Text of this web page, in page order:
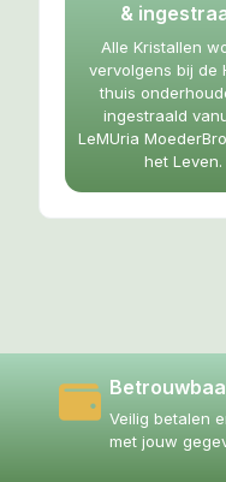
&
Alle Kristallen
vervolgens bij de
thuis
ingestraald
LeMUria
het Leven.
Veilig betalen
met jouw